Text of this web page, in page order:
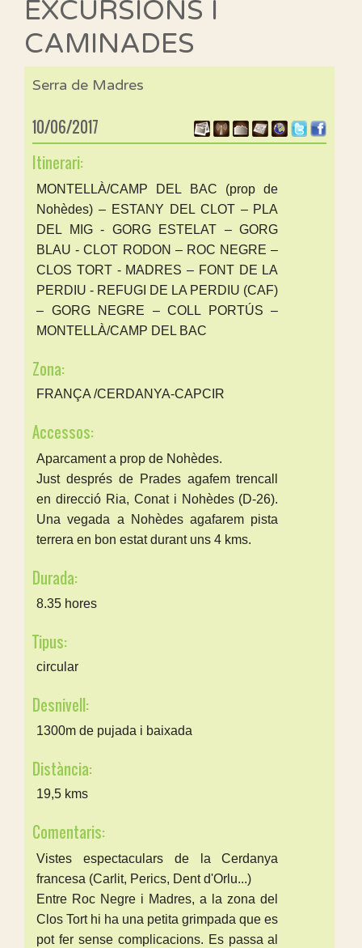
EXCURSIONS I
CAMINADES
Serra de Madres
10/06/2017
Itinerari:
MONTELLÀ/CAMP DEL BAC (prop de
Nohèdes) – ESTANY DEL CLOT – PLA
DEL MIG - GORG ESTELAT – GORG
BLAU - CLOT RODON – ROC NEGRE –
CLOS TORT - MADRES – FONT DE LA
PERDIU - REFUGI DE LA PERDIU (CAF)
– GORG NEGRE – COLL PORTÚS –
MONTELLÀ/CAMP DEL BAC
Zona:
FRANÇA /CERDANYA-CAPCIR
Accessos:
Aparcament a prop de Nohèdes.
Just després de Prades agafem trencall
en direcció Ria, Conat i Nohèdes (D-26).
Una vegada a Nohèdes agafarem pista
terrera en bon estat durant uns 4 kms.
Durada:
8.35 hores
Tipus:
circular
Desnivell:
1300m de pujada i baixada
Distància:
19,5 kms
Comentaris:
Vistes espectaculars de la Cerdanya
francesa (Carlit, Perics, Dent d'Orlu...)
Entre Roc Negre i Madres, a la zona del
Clos Tort hi ha una petita grimpada que es
pot fer sense complicacions. Es passa al